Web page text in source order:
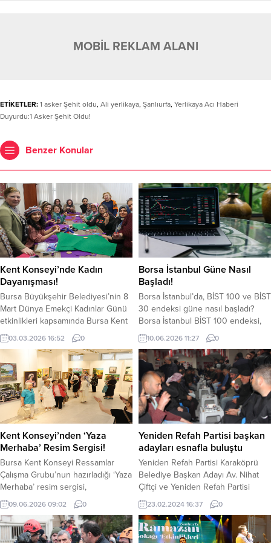
MOBİL REKLAM ALANI
ETİKETLER: 1 asker Şehit oldu, Ali yerlikaya, Şanlıurfa, Yerlikaya Acı Haberi
Duyurdu:1 Asker Şehit Oldu!
Benzer Konular
Kent Konseyi’nde Kadın
Dayanışması!
Bursa Büyükşehir Belediyesi’nin 8
Mart Dünya Emekçi Kadınlar Günü
etkinlikleri kapsamında Bursa Kent
Konseyi tarafından düzenlenen
keçe atölyesine katılan kadınlar, el
emekleri ile çeşitli süs eşyaları
hazırladı. Bursa Kent Konseyi Kadın
Meclisi’nde gerçekleştirilen atölye
çalışmasında, keçe kumaşlar, renkli
iplikler, düğmeler ve süsleme
malzemeleri kullanılarak birbirinden
renkli ürünler hazırlandı. Kadınların
dayanışma...
03.03.2026 16:52 0
Borsa İstanbul Güne Nasıl
Başladı!
Borsa İstanbul’da, BİST 100 ve BİST
30 endeksi güne nasıl başladı?
Borsa İstanbul BİST 100 endeksi,
haftanın üçüncü işlem gününde
düşüşle başladı. BİST 100 endeksi
yeni güne yüzde 0,12 azalış
sağlayarak 13.900,27 puandan
başladı. BİST 100 endeksi, dün
kapanışı 13.741,89 puandan yaptı.
BİST 100 endeksi, saat 11.23
itibariyle 13.775,59 puandan...
10.06.2026 11:27 0
Kent Konseyi’nden ‘Yaza
Merhaba’ Resim Sergisi!
Bursa Kent Konseyi Ressamlar
Çalışma Grubu’nun hazırladığı ‘Yaza
Merhaba’ resim sergisi,
sanatseverlerin beğenisine
sunuldu. Ressamlar Çalışma Grubu
üyelerinin farklı teknik ve temalarda
hazırladığı resim sergisinin açılışı,
09.06.2026 09:02 0
Yeniden Refah Partisi başkan
adayları esnafla buluştu
Yeniden Refah Partisi Karaköprü
Belediye Başkan Adayı Av. Nihat
Çiftçi ve Yeniden Refah Partisi
Şanlıurfa Büyükşehir Belediye
Başkanı Adayı Mehmet Kasım
Gülpınar Karaköprü Atakent
mahallesindeki esnaf ve
23.02.2024 16:37 0